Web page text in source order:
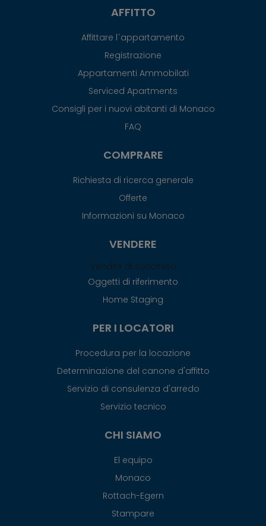
AFFITTO
Affittare l´appartamento
Registrazione
Appartamenti Ammobilati
Serviced Apartments
Consigli per i nuovi abitanti di Monaco
FAQ
COMPRARE
Richiesta di ricerca generale
Offerte
Informazioni su Monaco
VENDERE
Vendite di successo
Oggetti di riferimento
Home Staging
PER I LOCATORI
Procedura per la locazione
Determinazione del canone d'affitto
Servizio di consulenza d'arredo
Servizio tecnico
CHI SIAMO
El equipo
Monaco
Rottach-Egern
Stampare